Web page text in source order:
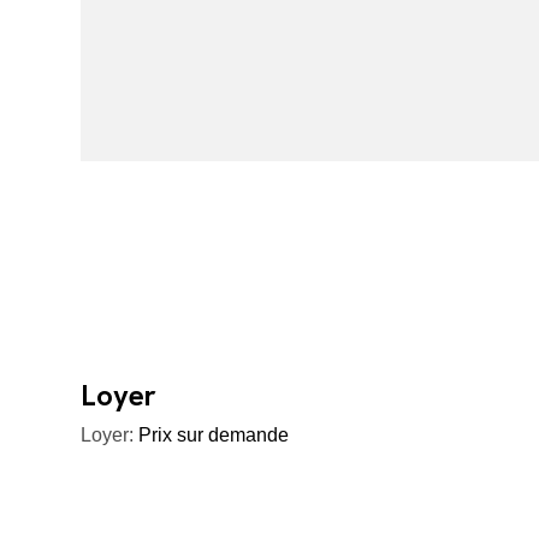
Loyer
Loyer: Prix sur demande